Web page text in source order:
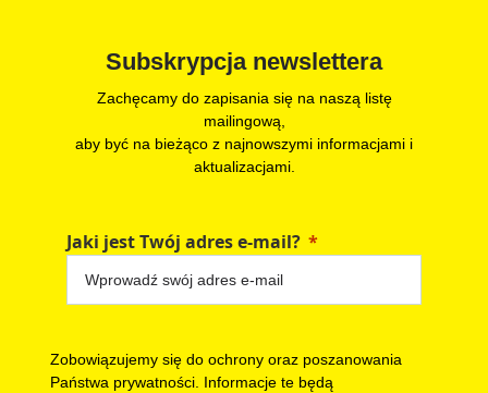
Subskrypcja newslettera
Zachęcamy do zapisania się na naszą listę
mailingową,
aby być na bieżąco z najnowszymi informacjami i
aktualizacjami.
Jaki jest Twój adres e-mail?
Zobowiązujemy się do ochrony oraz poszanowania
Państwa prywatności. Informacje te będą